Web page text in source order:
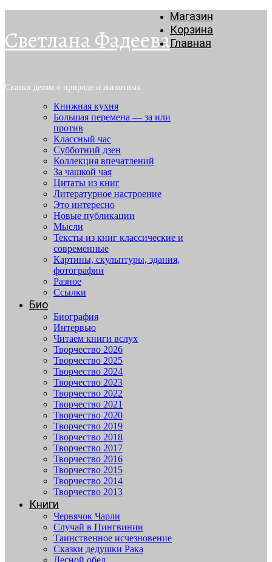
Светлана Фадеева
Сказки детям о природе и животных
Магазин
Корзина
Главная
Книжная кухня
Большая перемена — за или
против
Классный час
Субботний дзен
Коллекция впечатлений
За чашкой чая
Цитаты из книг
Литературное настроение
Это интересно
Новые публикации
Мысли
Тексты из книг классические и
современные
Картины, скульптуры, здания,
фотографии
Разное
Ссылки
Био
Биография
Интервью
Читаем книги вслух
Творчество 2026
Творчество 2025
Творчество 2024
Творчество 2023
Творчество 2022
Творчество 2021
Творчество 2020
Творчество 2019
Творчество 2018
Творчество 2017
Творчество 2016
Творчество 2015
Творчество 2014
Творчество 2013
Книги
Червячок Чарли
Случай в Пингвинии
Таинственное исчезновение
Сказки дедушки Рака
Лесной обед